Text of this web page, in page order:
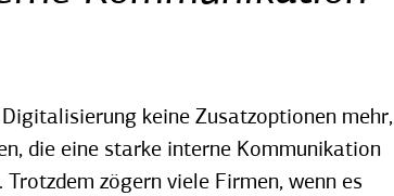
keine Zusatzoptionen mehr,
die eine starke interne Kommunikation
zögern viele Firmen, wenn es